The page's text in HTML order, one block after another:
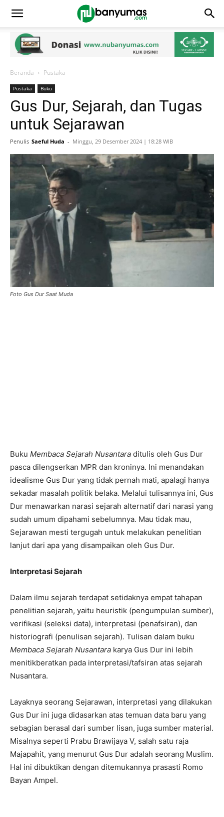
Beranda Pustaka
Pustaka Buku
Gus Dur, Sejarah, dan Tugas
untuk Sejarawan
Penulis Saeful Huda - Minggu, 29 Desember 2024 | 18:28 WIB
Foto Gus Dur Saat Muda
Buku Membaca Sejarah Nusantara ditulis oleh Gus Dur
pasca dilengserkan MPR dan kroninya. Ini menandakan
idealisme Gus Dur yang tidak pernah mati, apalagi hanya
sekadar masalah politik belaka. Melalui tulisannya ini, Gus
Dur menawarkan narasi sejarah alternatif dari narasi yang
sudah umum dipahami sebelumnya. Mau tidak mau,
Sejarawan mesti tergugah untuk melakukan penelitian
lanjut dari apa yang disampaikan oleh Gus Dur.
Interpretasi Sejarah
Dalam ilmu sejarah terdapat setidaknya empat tahapan
penelitian sejarah, yaitu heuristik (pengumpulan sumber),
verifikasi (seleksi data), interpretasi (penafsiran), dan
historiografi (penulisan sejarah). Tulisan dalam buku
Membaca Sejarah Nusantara karya Gus Dur ini lebih
menitikberatkan pada interpretasi/tafsiran atas sejarah
Nusantara.
Layaknya seorang Sejarawan, interpretasi yang dilakukan
Gus Dur ini juga didasarkan atas temuan data baru yang
sebagian berasal dari sumber lisan, juga sumber material.
Misalnya seperti Prabu Brawijaya V, salah satu raja
Majapahit, yang menurut Gus Dur adalah seorang Muslim.
Hal ini dibuktikan dengan ditemukannya prasasti Romo
Bayan Ampel.